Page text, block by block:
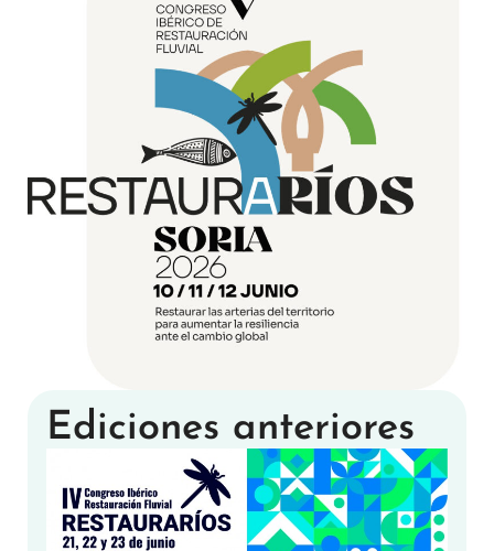
Ediciones anteriores